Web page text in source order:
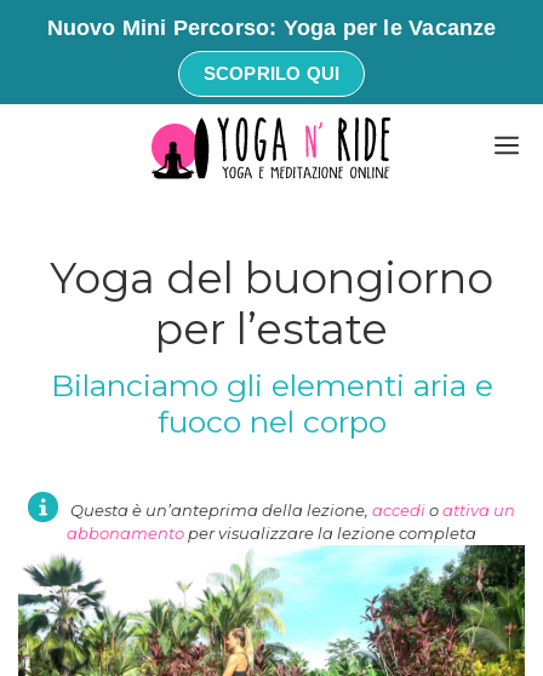
Nuovo Mini Percorso: Yoga per le Vacanze
SCOPRILO QUI
Yoga del buongiorno
per l’estate
Bilanciamo gli elementi aria e
fuoco nel corpo
Questa è un’anteprima della lezione, accedioattiva un
abbonamento per visualizzare la lezione completa